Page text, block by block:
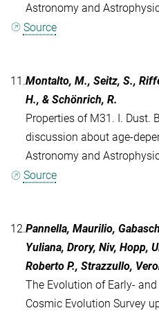
Astronomy and
Source
11.Montalto, M., Seitz, S.,
H., & Schönrich, R.
Properties of M31. I. Dust.
discussion about age-
Astronomy and
Source
12.Pannella, Maurilio,
Yuliana, Drory, Niv, Hopp,
Roberto P., Strazzullo,
The Evolution of Early-
Cosmic Evolution Survey